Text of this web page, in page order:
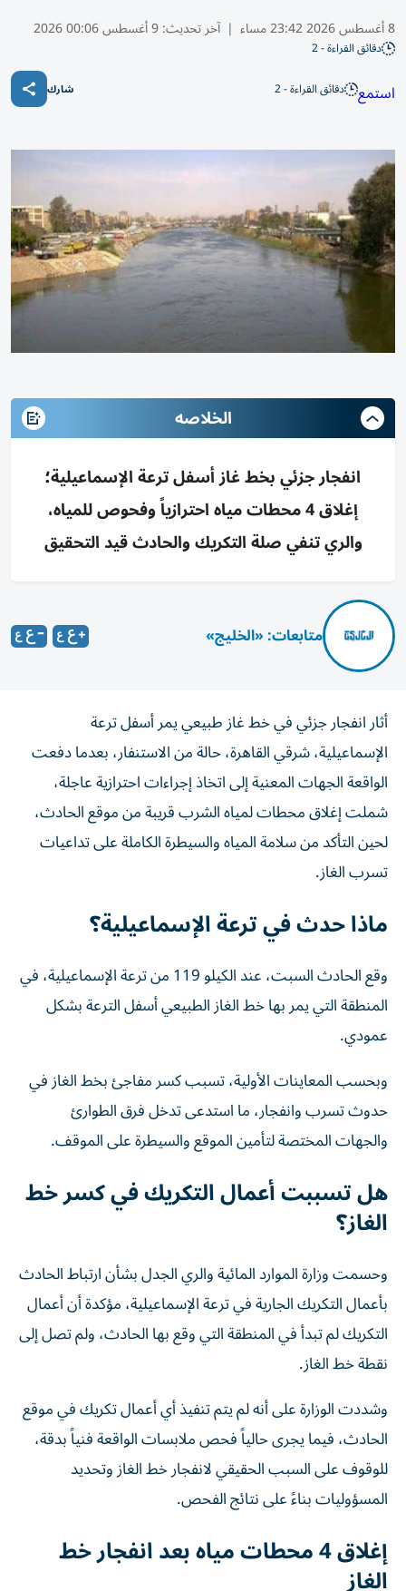
8 أغسطس 2026 23:42 مساء | آخر تحديث:9 أغسطس 00:06 2026
دقائق القراءة - 2
استمع دقائق القراءة - 2 شارك
الخلاصه
انفجار جزئي بخط غاز أسفل ترعة الإسماعيلية؛
إغلاق 4 محطات مياه احترازياً وفحوص للمياه،
والري تنفي صلة التكريك والحادث قيد التحقيق
متابعات: «الخليج»
أثار انفجار جزئي في خط غاز طبيعي يمر أسفل ترعة
الإسماعيلية، شرقي القاهرة، حالة من الاستنفار، بعدما دفعت
الواقعة الجهات المعنية إلى اتخاذ إجراءات احترازية عاجلة،
شملت إغلاق محطات لمياه الشرب قريبة من موقع الحادث،
لحين التأكد من سلامة المياه والسيطرة الكاملة على تداعيات
تسرب الغاز.
ماذا حدث في ترعة الإسماعيلية؟
وقع الحادث السبت، عند الكيلو 119 من ترعة الإسماعيلية، في
المنطقة التي يمر بها خط الغاز الطبيعي أسفل الترعة بشكل
عمودي.
وبحسب المعاينات الأولية، تسبب كسر مفاجئ بخط الغاز في
حدوث تسرب وانفجار، ما استدعى تدخل فرق الطوارئ
والجهات المختصة لتأمين الموقع والسيطرة على الموقف.
هل تسببت أعمال التكريك في كسر خط
الغاز؟
وحسمت وزارة الموارد المائية والري الجدل بشأن ارتباط الحادث
بأعمال التكريك الجارية في ترعة الإسماعيلية، مؤكدة أن أعمال
التكريك لم تبدأ في المنطقة التي وقع بها الحادث، ولم تصل إلى
نقطة خط الغاز.
وشددت الوزارة على أنه لم يتم تنفيذ أي أعمال تكريك في موقع
الحادث، فيما يجرى حالياً فحص ملابسات الواقعة فنياً بدقة،
للوقوف على السبب الحقيقي لانفجار خط الغاز وتحديد
المسؤوليات بناءً على نتائج الفحص.
إغلاق 4 محطات مياه بعد انفجار خط
الغاز